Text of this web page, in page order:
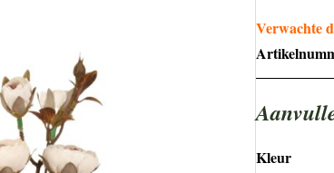
Verwachte
Kleur